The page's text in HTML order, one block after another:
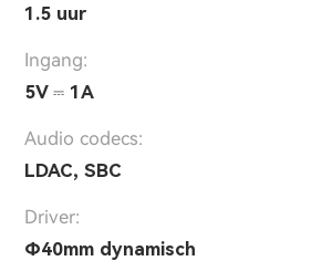
1.5 uur
Ingang:
5V ⎓ 1A
Audio codecs:
LDAC, SBC
Driver:
Ф40mm dynamisch